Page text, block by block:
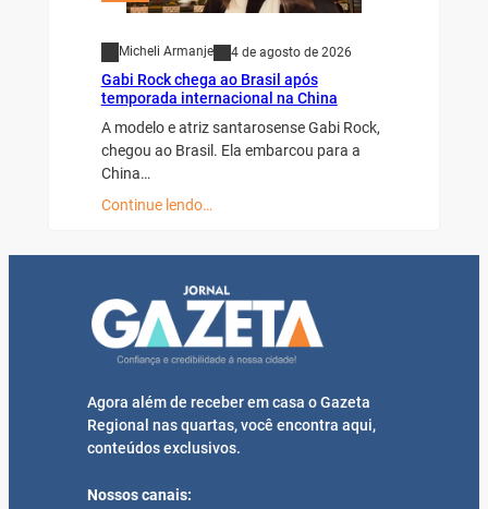
Micheli Armanje 4 de agosto de 2026
Gabi Rock chega ao Brasil após
temporada internacional na China
A modelo e atriz santarosense Gabi Rock,
chegou ao Brasil. Ela embarcou para a
China…
Continue lendo…
Agora além de receber em casa o Gazeta
Regional nas quartas, você encontra aqui,
conteúdos exclusivos.
Nossos canais: